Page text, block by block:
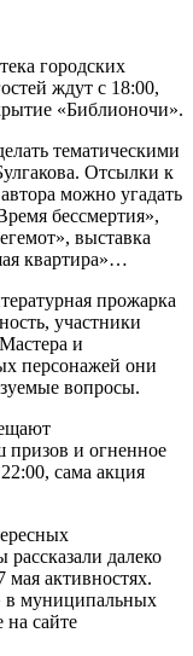
городских
ждут с 18:00,
«Библионочи».
тематическими
Отсылки к
можно угадать
бессмертия»,
выставка
квартира»…
прожарка
участники
и
персонажей они
вопросы.
призов и огненное
сама акция
далеко
мая активностях.
муниципальных
на сайте